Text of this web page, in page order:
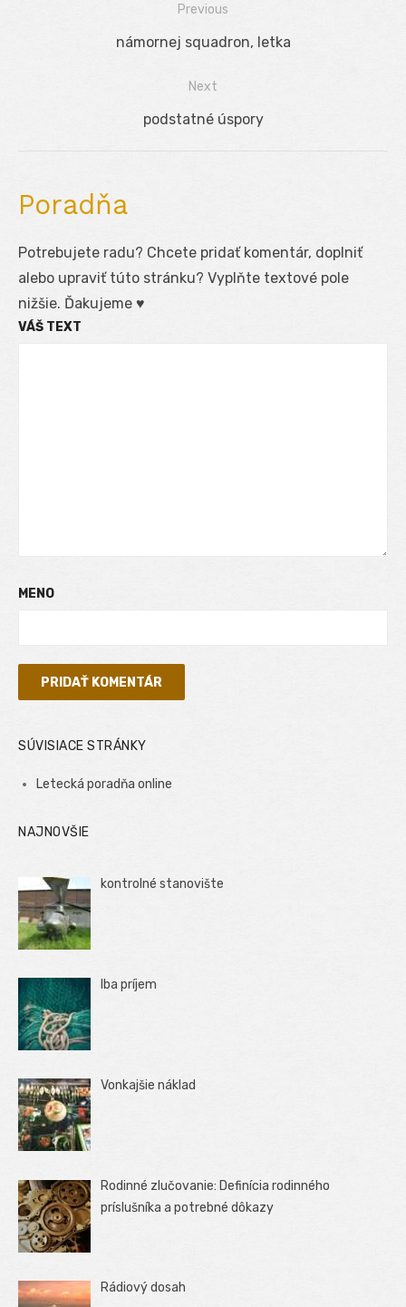
Navigácia
Previous
Previous
námornej squadron, letka
Next
Next
podstatné úspory
Poradňa
Potrebujete radu? Chcete pridať komentár, doplniť
alebo upraviť túto stránku? Vyplňte textové pole
nižšie. Ďakujeme ♥
VÁŠ TEXT
MENO
SÚVISIACE STRÁNKY
Letecká poradňa online
NAJNOVŠIE
kontrolné stanovište
Iba príjem
Vonkajšie náklad
Rodinné zlučovanie: Definícia rodinného
príslušníka a potrebné dôkazy
Rádiový dosah